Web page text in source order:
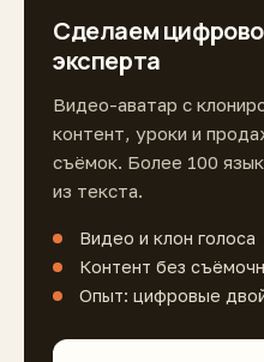
Сделаем
эксперта
Видео-аватар с
контент, уроки и
съёмок. Более 100
из текста.
Видео и клон голоса
Контент без
Опыт: цифровые